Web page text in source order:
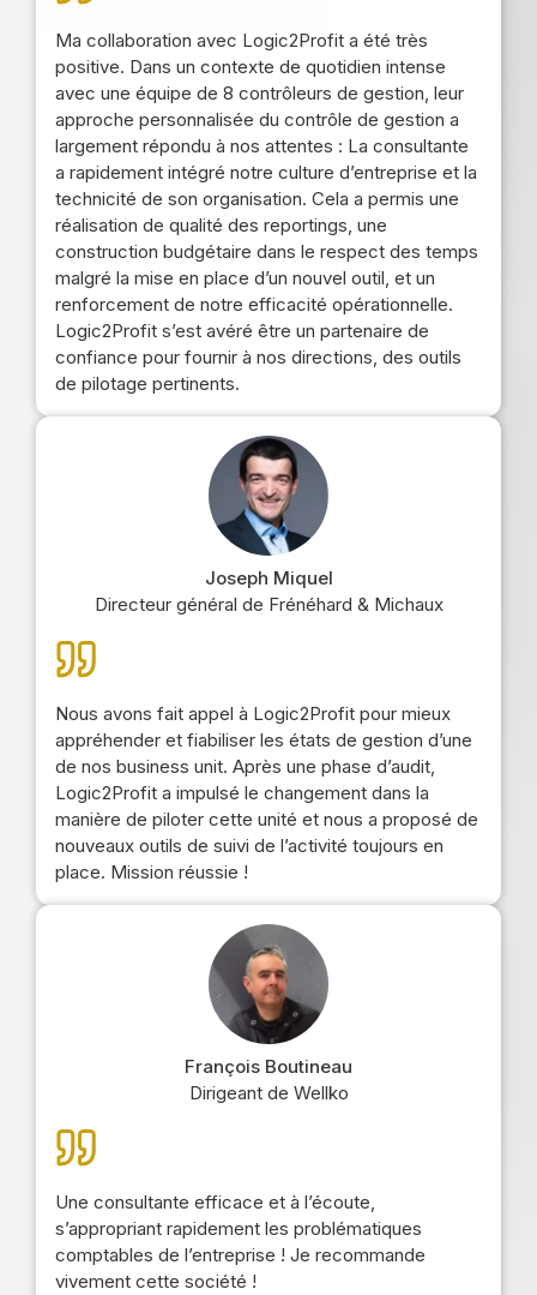
Ma collaboration avec Logic2Profit a été très
positive. Dans un contexte de quotidien intense
avec une équipe de 8 contrôleurs de gestion, leur
approche personnalisée du contrôle de gestion a
largement répondu à nos attentes : La consultante
a rapidement intégré notre culture d’entreprise et la
technicité de son organisation. Cela a permis une
réalisation de qualité des reportings, une
construction budgétaire dans le respect des temps
malgré la mise en place d’un nouvel outil, et un
renforcement de notre efficacité opérationnelle.
Logic2Profit s’est avéré être un partenaire de
confiance pour fournir à nos directions, des outils
de pilotage pertinents.
Joseph Miquel
Directeur général de Frénéhard & Michaux
Nous avons fait appel à Logic2Profit pour mieux
appréhender et fiabiliser les états de gestion d’une
de nos business unit. Après une phase d’audit,
Logic2Profit a impulsé le changement dans la
manière de piloter cette unité et nous a proposé de
nouveaux outils de suivi de l’activité toujours en
place. Mission réussie !
François Boutineau
Dirigeant de Wellko
Une consultante efficace et à l’écoute,
s’appropriant rapidement les problématiques
comptables de l’entreprise ! Je recommande
vivement cette société !